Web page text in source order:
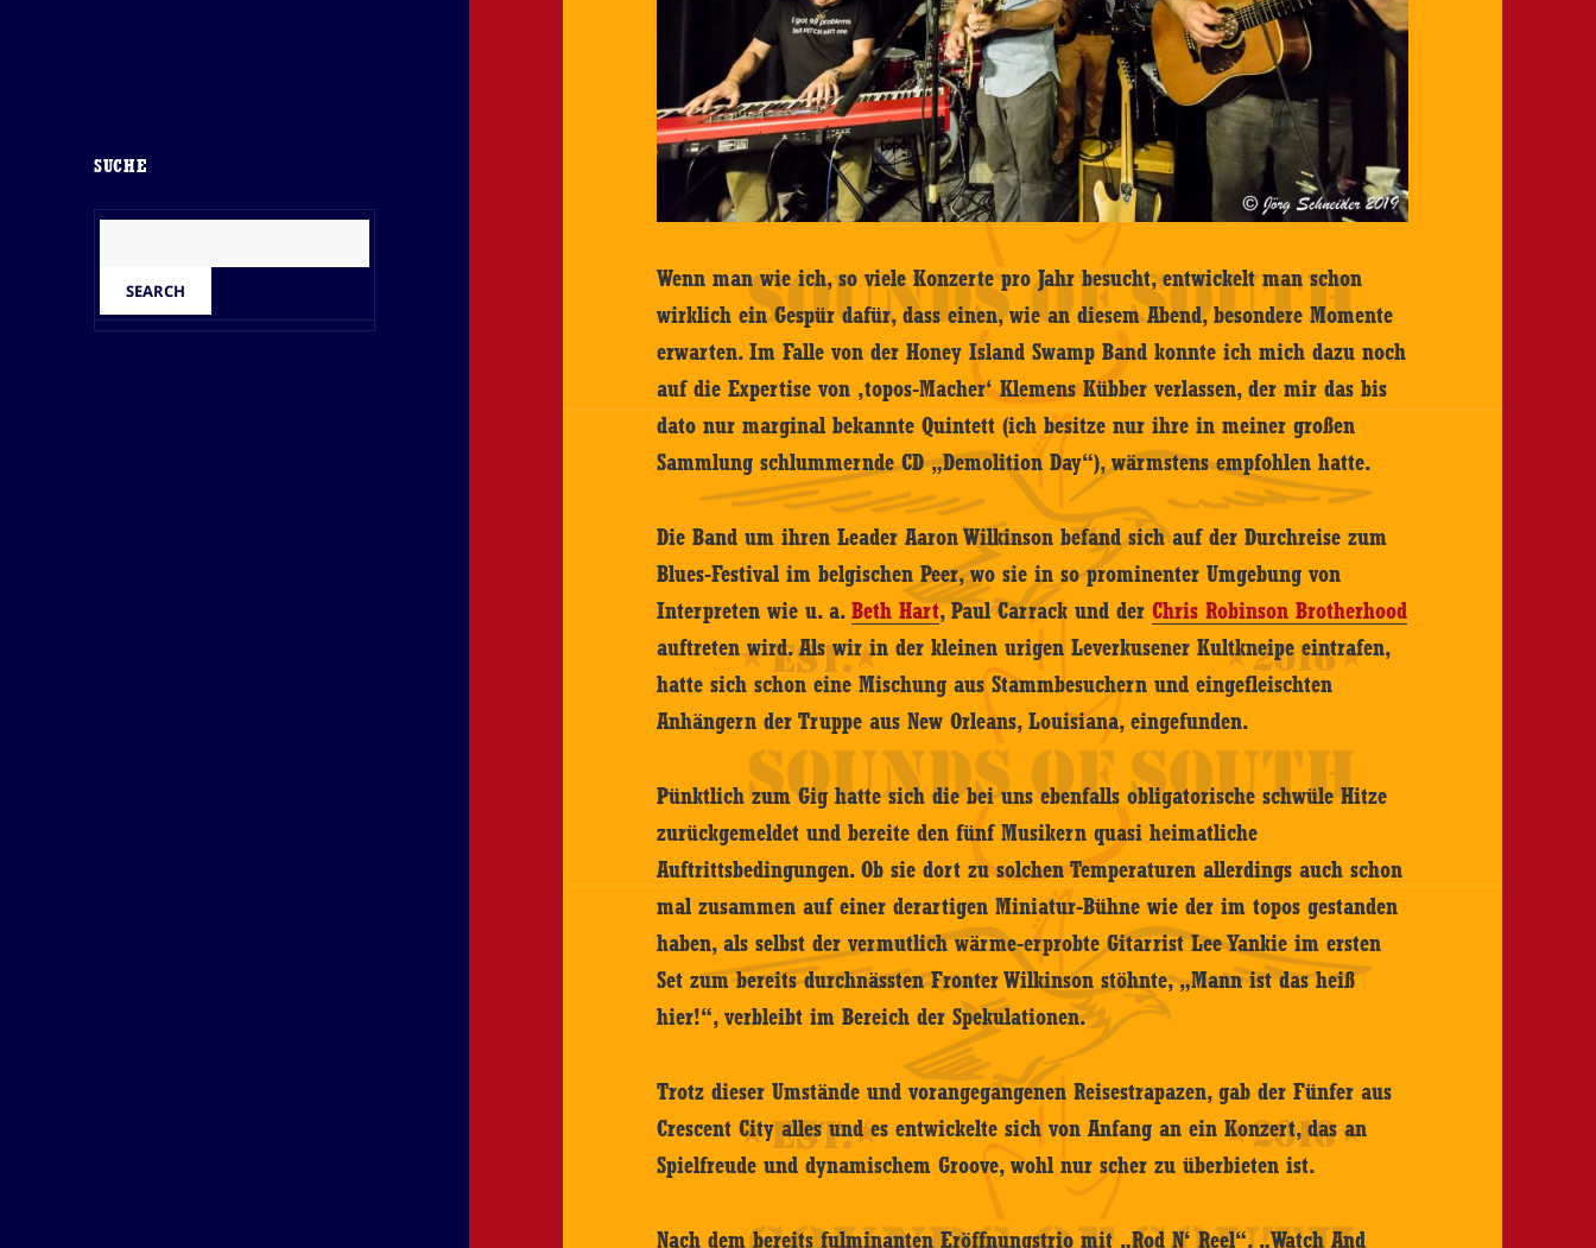
SUCHE
Wenn man wie ich, so viele Konzerte pro Jahr besucht, entwickelt man schon
wirklich ein Gespür dafür, dass einen, wie an diesem Abend, besondere Momente
erwarten. Im Falle von der Honey Island Swamp Band konnte ich mich dazu noch
auf die Expertise von ‚topos-Macher‘ Klemens Kübber verlassen, der mir das bis
dato nur marginal bekannte Quintett (ich besitze nur ihre in meiner großen
Sammlung schlummernde CD „Demolition Day“), wärmstens empfohlen hatte.
Die Band um ihren Leader Aaron Wilkinson befand sich auf der Durchreise zum
Blues-Festival im belgischen Peer, wo sie in so prominenter Umgebung von
Interpreten wie u. a.Beth Hart, Paul Carrack und derChris Robinson Brotherhood
auftreten wird. Als wir in der kleinen urigen Leverkusener Kultkneipe eintrafen,
hatte sich schon eine Mischung aus Stammbesuchern und eingefleischten
Anhängern der Truppe aus New Orleans, Louisiana, eingefunden.
Pünktlich zum Gig hatte sich die bei uns ebenfalls obligatorische schwüle Hitze
zurückgemeldet und bereite den fünf Musikern quasi heimatliche
Auftrittsbedingungen. Ob sie dort zu solchen Temperaturen allerdings auch schon
mal zusammen auf einer derartigen Miniatur-Bühne wie der im topos gestanden
haben, als selbst der vermutlich wärme-erprobte Gitarrist Lee Yankie im ersten
Set zum bereits durchnässten Fronter Wilkinson stöhnte, „Mann ist das heiß
hier!“, verbleibt im Bereich der Spekulationen.
Trotz dieser Umstände und vorangegangenen Reisestrapazen, gab der Fünfer aus
Crescent City alles und es entwickelte sich von Anfang an ein Konzert, das an
Spielfreude und dynamischem Groove, wohl nur scher zu überbieten ist.
Nach dem bereits fulminanten Eröffnungstrio mit „Rod N‘ Reel“, „Watch And